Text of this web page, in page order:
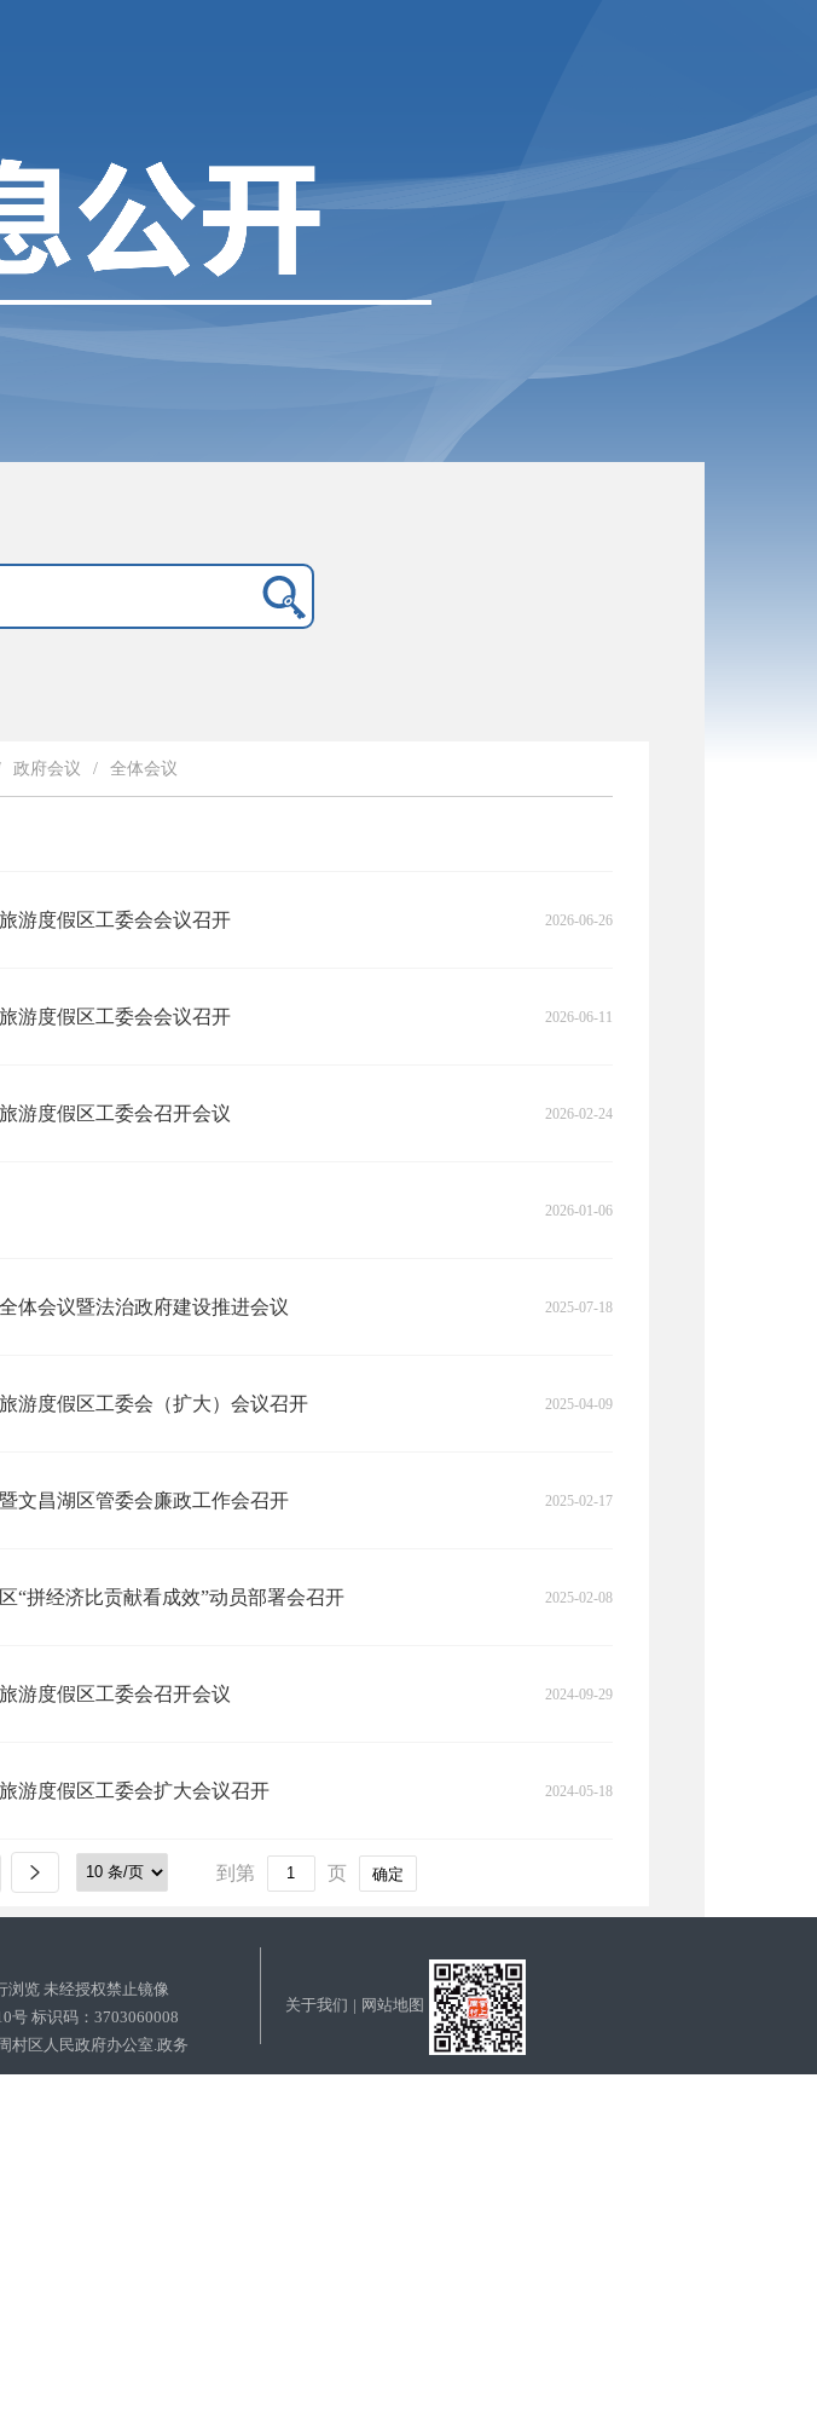
政府会议 / 全体会议
游度假区工委会会议召开 2026-06-26
游度假区工委会会议召开 2026-06-11
游度假区工委会召开会议 2026-02-24
2026-01-06
体会议暨法治政府建设推进会议 2025-07-18
游度假区工委会（扩大）会议召开 2025-04-09
文昌湖区管委会廉政工作会召开 2025-02-17
“拼经济比贡献看成效”动员部署会召开 2025-02-08
游度假区工委会召开会议 2024-09-29
游度假区工委会扩大会议召开 2024-05-18
到第 页 确定
浏览 未经授权禁止镜像
号 标识码：3703060008
村区人民政府办公室.政务
关于我们 | 网站地图